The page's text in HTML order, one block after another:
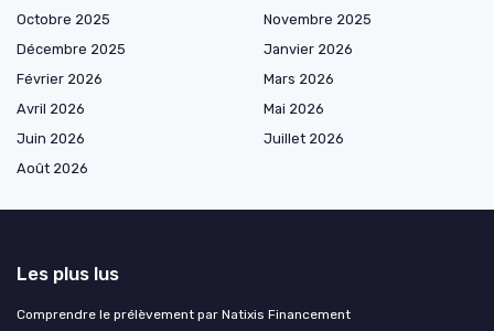
Octobre 2025
Novembre 2025
Décembre 2025
Janvier 2026
Février 2026
Mars 2026
Avril 2026
Mai 2026
Juin 2026
Juillet 2026
Août 2026
Les plus lus
Comprendre le prélèvement par Natixis Financement